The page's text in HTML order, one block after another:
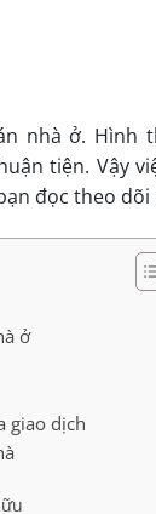
nhà ở. Hình
tiện. Vậy
đọc theo
ở
giao dịch